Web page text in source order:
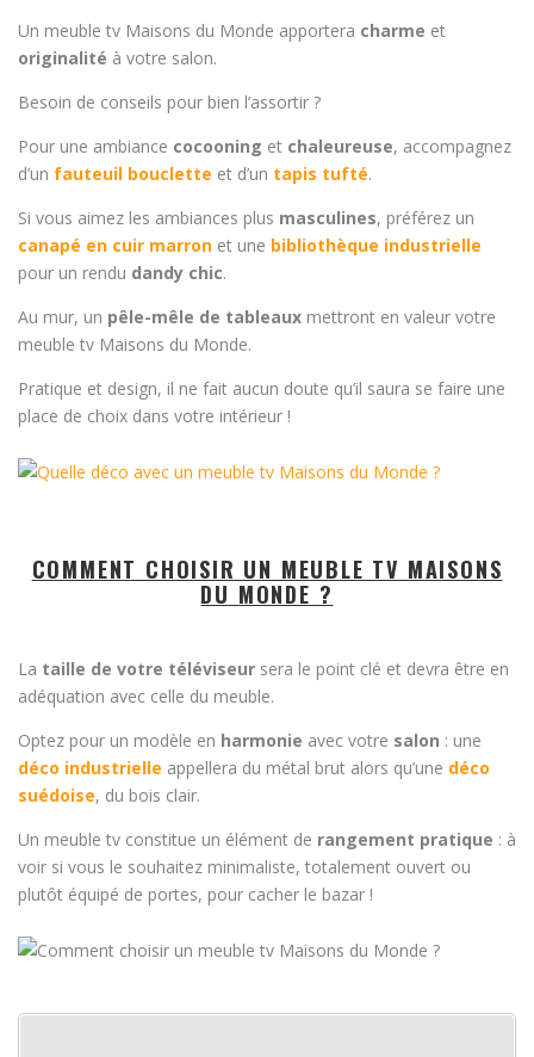
Un meuble tv Maisons du Monde apportera charme et
originalité à votre salon.
Besoin de conseils pour bien l’assortir ?
Pour une ambiance cocooning et chaleureuse, accompagnez
d’un fauteuil bouclette et d’un tapis tufté.
Si vous aimez les ambiances plus masculines, préférez un
canapé en cuir marron et une bibliothèque industrielle
pour un rendu dandy chic.
Au mur, un pêle-mêle de tableaux mettront en valeur votre
meuble tv Maisons du Monde.
Pratique et design, il ne fait aucun doute qu’il saura se faire une
place de choix dans votre intérieur !
COMMENT CHOISIR UN MEUBLE TV MAISONS
DU MONDE ?
La taille de votre téléviseur sera le point clé et devra être en
adéquation avec celle du meuble.
Optez pour un modèle en harmonie avec votre salon : une
déco industrielle appellera du métal brut alors qu’une déco
suédoise, du bois clair.
Un meuble tv constitue un élément de rangement pratique : à
voir si vous le souhaitez minimaliste, totalement ouvert ou
plutôt équipé de portes, pour cacher le bazar !